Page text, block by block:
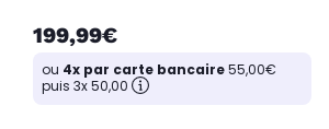
199,99€
ou 4x par carte bancaire55,00€
puis 3x 50,00